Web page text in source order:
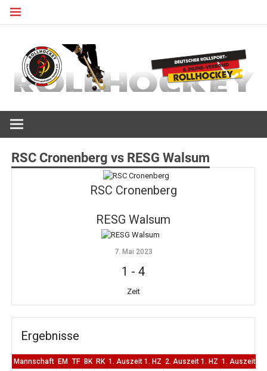
Zum
RSC Cronenberg vs RESG Walsum
RSC Cronenberg
RESG Walsum
7. Mai 2023
1 -4
Zeit
Ergebnisse
Mannschaft EM TF BK RK 1. Auszeit 1. HZ 2. Auszeit 1. HZ 1. Auszeit 2.